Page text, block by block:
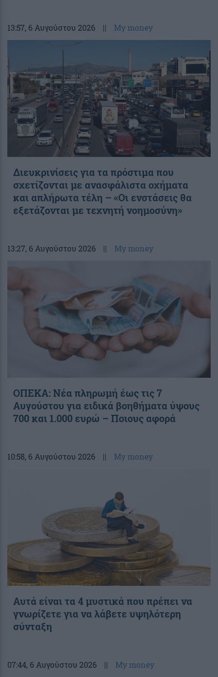
13:57, 6 Αυγούστου 2026 || My money
Διευκρινίσεις για τα πρόστιμα που
σχετίζονται με ανασφάλιστα οχήματα
και απλήρωτα τέλη – «Οι ενστάσεις θα
εξετάζονται με τεχνητή νοημοσύνη»
13:27, 6 Αυγούστου 2026 || My money
ΟΠΕΚΑ: Νέα πληρωμή έως τις 7
Αυγούστου για ειδικά βοηθήματα ύψους
700 και 1.000 ευρώ – Ποιους αφορά
10:58, 6 Αυγούστου 2026 || My money
Αυτά είναι τα 4 μυστικά που πρέπει να
γνωρίζετε για να λάβετε υψηλότερη
σύνταξη
07:44, 6 Αυγούστου 2026 || My money